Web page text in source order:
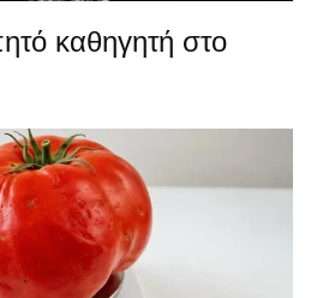
καθηγητή στο